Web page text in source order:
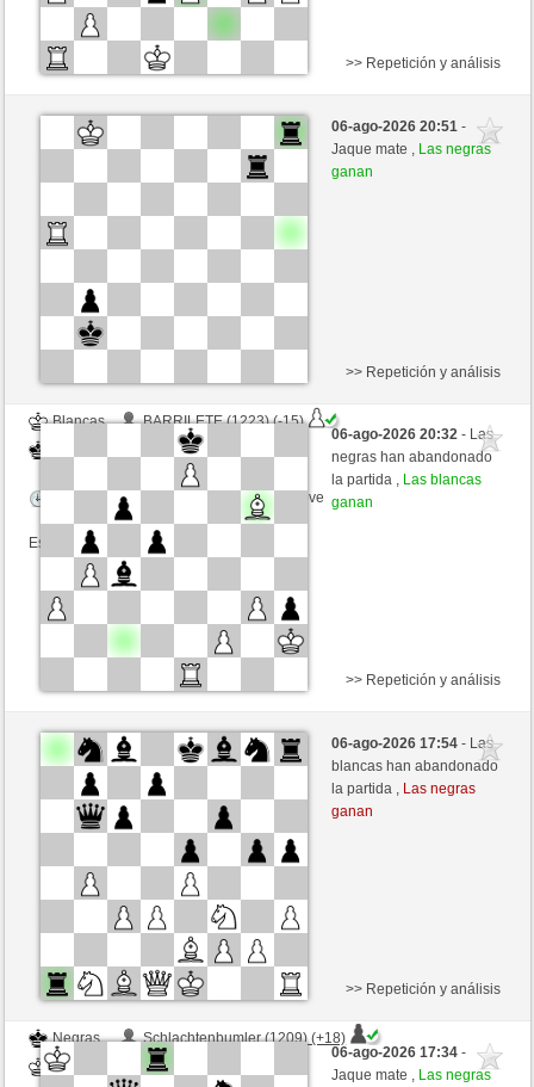
Negras
Supernase (1375) (+11)
Blancas
Esta partida es por puntos
>> Repetición y análisis
06-ago-2026 20:51-
Jaque mate , Las negras
ganan
Blancas
BARRILETE (1223) (-15)
Fliese (1246) (+15)
Tiempo: 9 minutes/side + 9 seconds/move
Esta partida es por puntos
>> Repetición y análisis
06-ago-2026 20:32- Las
negras han abandonado
la partida , Las blancas
ganan
Negras
71421 (1163) (-13)
Blancas
Fliese (1233) (+13)
Tiempo: 9 minutes/side + 9 seconds/move
Esta partida es por puntos
>> Repetición y análisis
06-ago-2026 17:54- Las
blancas han abandonado
la partida , Las negras
ganan
Negras
Schlachtenbumler (1209) (+18)
Blancas
Fliese (1251) (-18)
>> Repetición y análisis
06-ago-2026 17:34-
Jaque mate , Las negras